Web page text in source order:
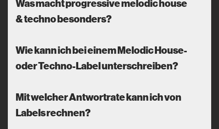
Was macht progressive melodic house
& techno besonders?
Wie kann ich bei einem Melodic House-
oder Techno-Label unterschreiben?
Mit welcher Antwortrate kann ich von
Labels rechnen?